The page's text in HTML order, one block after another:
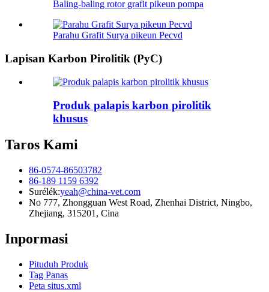
Baling-baling rotor grafit pikeun pompa
Parahu Grafit Surya pikeun Pecvd
Lapisan Karbon Pirolitik (PyC)
Produk palapis karbon pirolitik
khusus
Taros Kami
86-0574-86503782
86-189 1159 6392
Surélék:yeah@china-vet.com
No 777, Zhongguan West Road, Zhenhai District, Ningbo,
Zhejiang, 315201, Cina
Inpormasi
Pituduh Produk
Tag Panas
Peta situs.xml